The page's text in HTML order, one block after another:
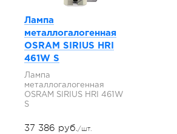
Лампа
металлогалогенная
OSRAM SIRIUS HRI
461W S
Лампа
металлогалогенная
OSRAM SIRIUS HRI 461W
S
37 386 руб./шт.